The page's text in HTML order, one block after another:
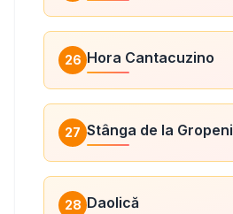
26 Hora Cantacuzino
27 Stânga de la Gropeni
28 Daolică